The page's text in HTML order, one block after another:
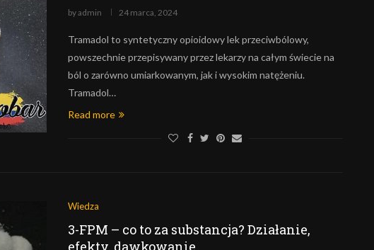
byadmin 24 marca, 2024
Tramadol to syntetyczny opioidowy lek przeciwbólowy,
powszechnie przepisywany przez lekarzy na całym świecie na
ból o zarówno umiarkowanym, jak i wysokim natężeniu.
Tramadol…
Read more
Wiedza
3-FPM – co to za substancja? Działanie,